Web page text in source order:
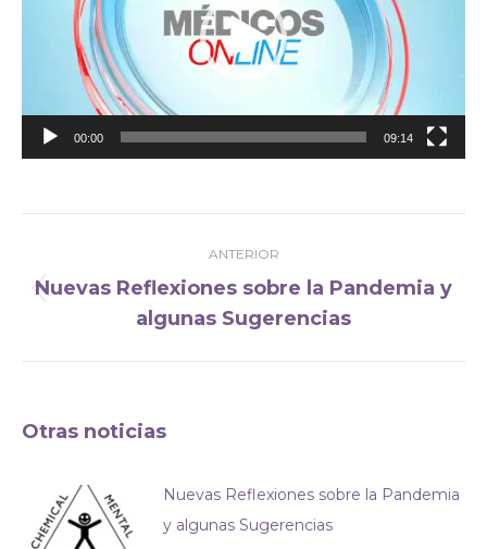
00:00 09:14
publicaciones
ANTERIOR
anterior:
Nuevas Reflexiones sobre la Pandemia y
algunas Sugerencias
Otras noticias
Nuevas Reflexiones sobre la Pandemia
y algunas Sugerencias